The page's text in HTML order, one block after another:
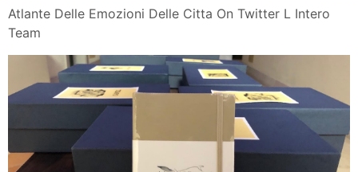
Atlante Delle Emozioni Delle Citta On Twitter L Intero
Team